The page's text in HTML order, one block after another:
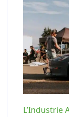
L’Industrie